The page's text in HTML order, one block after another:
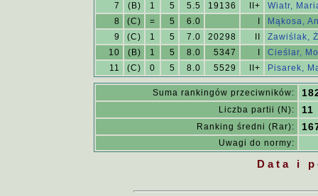
7
(B) 1 5 5.5 19136 II+
Wiatr,
8
(C) = 5 6.0
Mąkosa,
9
(C) 1 5 7.0 20298
Zawiślak,
10
(B) 1 5 8.0 5347
Cieślar,
11
(C) 0 5 8.0 5529 II+ Pisarek,
Suma rankingów przeciwników:
Liczba partii (N): 11
Ranking średni (Rar):
Uwagi do normy:
Data i